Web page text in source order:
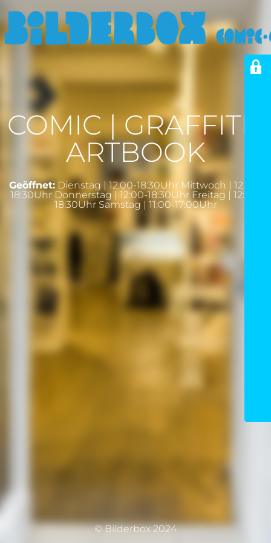
COMIC | GRAFFITI |
ARTBOOK
Geöffnet: Dienstag | 12:00-18:30Uhr Mittwoch | 12:00-
18:30Uhr Donnerstag | 12:00-18:30Uhr Freitag | 12:00-
18:30Uhr Samstag | 11:00-17:00Uhr
© Bilderbox 2024